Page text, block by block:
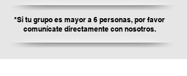
*Si tu grupo es mayor a 6 personas, por favor
comunícate directamente con nosotros.